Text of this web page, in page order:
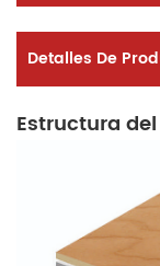
Detalles De
Estructura